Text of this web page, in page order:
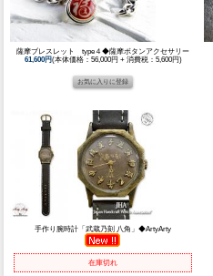
薩摩ブレスレット type４◆薩摩ボタンアクセサリー
61,600円(本体価格：56,000円 + 消費税：5,600円)
手作り腕時計「武蔵乃刻 八角」◆ArtyArty
在庫切れ